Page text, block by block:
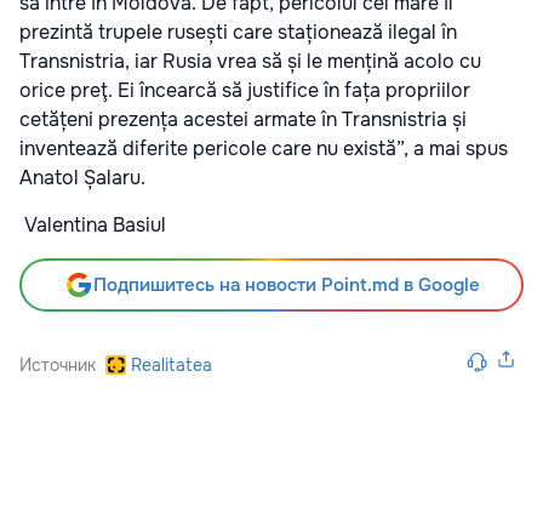
prezintă trupele rusești care staționează ilegal în
Transnistria, iar Rusia vrea să și le mențină acolo cu
orice preţ. Ei încearcă să justifice în fața propriilor
cetățeni prezența acestei armate în Transnistria și
inventează diferite pericole care nu există”, a mai spus
Anatol Șalaru.
Valentina Basiul
Подпишитесь на новости Point.md в Google
Источник Realitatea